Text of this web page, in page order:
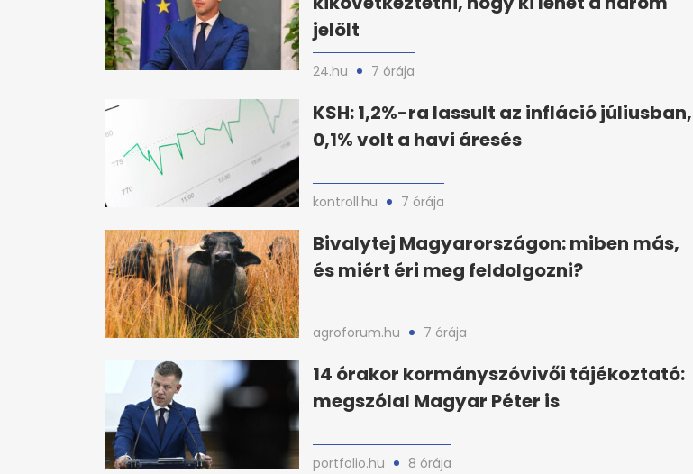
jelölt
24.hu 7 órája
KSH: 1,2%-ra lassult az infláció júliusban,
0,1% volt a havi áresés
kontroll.hu 7 órája
Bivalytej Magyarországon: miben más,
és miért éri meg feldolgozni?
agroforum.hu 7 órája
14 órakor kormányszóvivői tájékoztató:
megszólal Magyar Péter is
portfolio.hu 8 órája